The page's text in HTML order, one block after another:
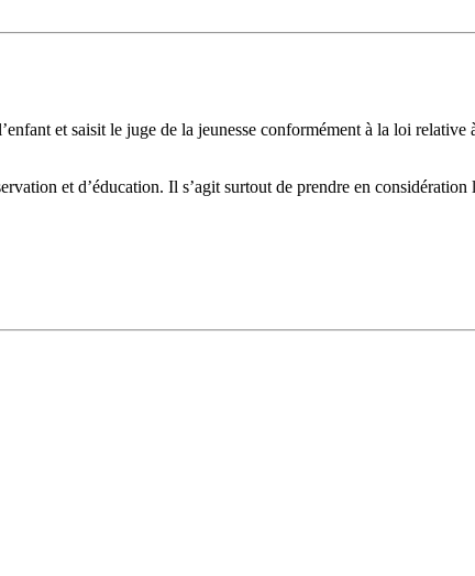
et saisit le juge de la jeunesse conformément à la loi
et d’éducation. Il s’agit surtout de prendre en